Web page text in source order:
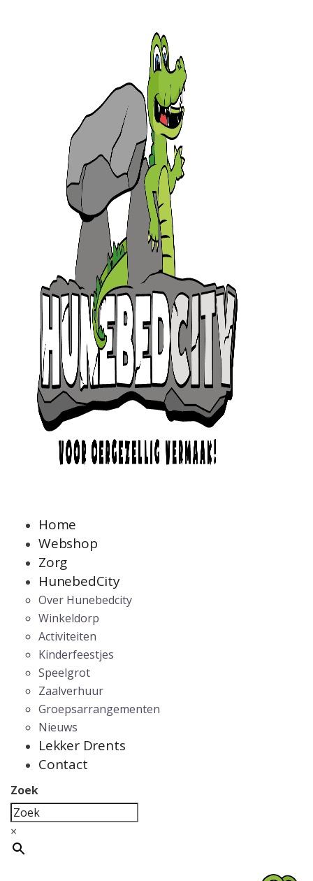
Home
Webshop
Zorg
HunebedCity
Over Hunebedcity
Winkeldorp
Activiteiten
Kinderfeestjes
Speelgrot
Zaalverhuur
Groepsarrangementen
Nieuws
Lekker Drents
Contact
Zoek
×